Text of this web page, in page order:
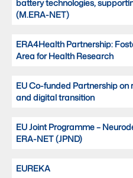
battery technologies,
(M.ERA-NET)
ERA4Health Partnership:
Area for Health Research
EU Co-funded Partnership
and digital transition
EU Joint Programme –
ERA-NET (JPND)
EUREKA